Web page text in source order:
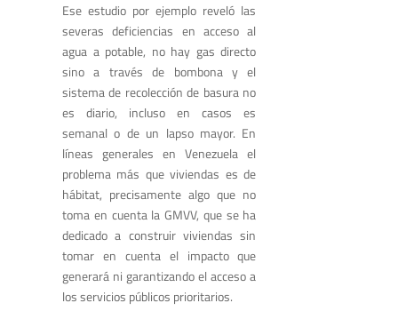
Ese estudio por ejemplo reveló las
severas deficiencias en acceso al
agua a potable, no hay gas directo
sino a través de bombona y el
sistema de recolección de basura no
es diario, incluso en casos es
semanal o de un lapso mayor. En
líneas generales en Venezuela el
problema más que viviendas es de
hábitat, precisamente algo que no
toma en cuenta la GMVV, que se ha
dedicado a construir viviendas sin
tomar en cuenta el impacto que
generará ni garantizando el acceso a
los servicios públicos prioritarios.